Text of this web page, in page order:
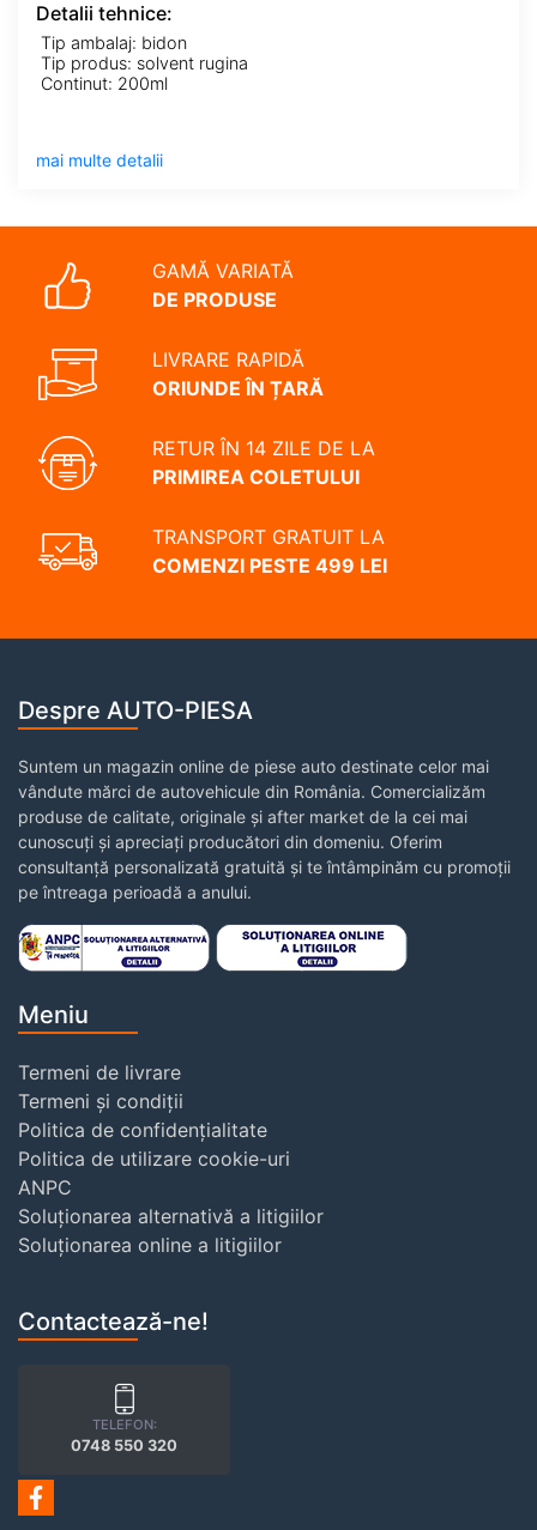
Detalii tehnice:
Tip ambalaj: bidon
Tip produs: solvent rugina
Continut: 200ml
mai multe detalii
GAMĂ VARIATĂ
DE PRODUSE
LIVRARE RAPIDĂ
ORIUNDE ÎN ȚARĂ
RETUR ÎN 14 ZILE DE LA
PRIMIREA COLETULUI
TRANSPORT GRATUIT LA
COMENZI PESTE 499 LEI
Despre AUTO-PIESA
Suntem un magazin online de piese auto destinate celor mai
vândute mărci de autovehicule din România. Comercializăm
produse de calitate, originale și after market de la cei mai
cunoscuți și apreciați producători din domeniu. Oferim
consultanță personalizată gratuită și te întâmpinăm cu promoții
pe întreaga perioadă a anului.
Meniu
Termeni de livrare
Termeni și condiții
Politica de confidențialitate
Politica de utilizare cookie-uri
ANPC
Soluționarea alternativă a litigiilor
Soluționarea online a litigiilor
Contactează-ne!
TELEFON:
0748 550 320